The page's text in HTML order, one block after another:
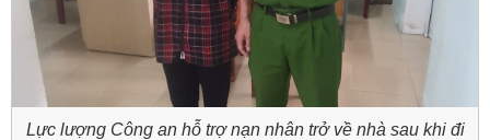
Lực lượng Công an hỗ trợ nạn nhân trở về nhà sau khi đi